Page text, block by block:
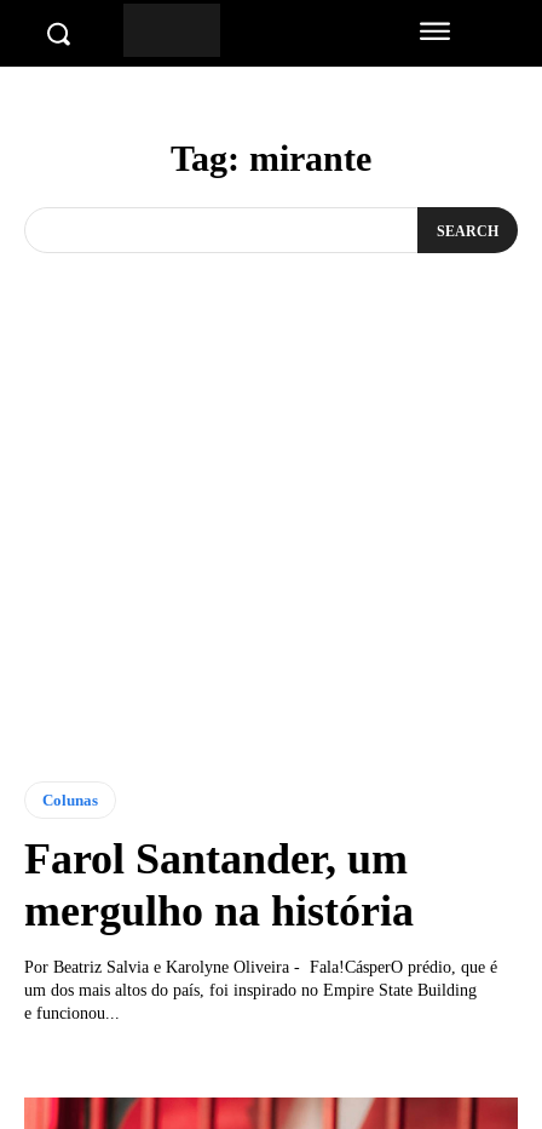
Tag: mirante
SEARCH
Colunas
Farol Santander, um
mergulho na história
Por Beatriz Salvia e Karolyne Oliveira - Fala!CásperO prédio, que é
um dos mais altos do país, foi inspirado no Empire State Building
e funcionou...